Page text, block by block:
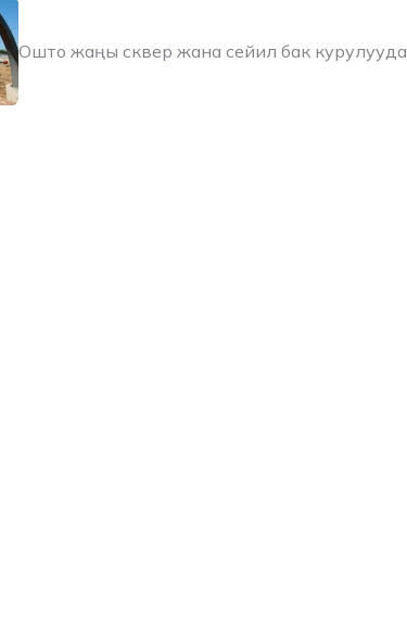
Ошто жаңы сквер жана сейил бак курулууда